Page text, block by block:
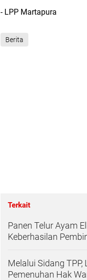
- LPP Martapura
Berita
Terkait
Panen Telur Ayam
Keberhasilan
Melalui Sidang
Pemenuhan Hak